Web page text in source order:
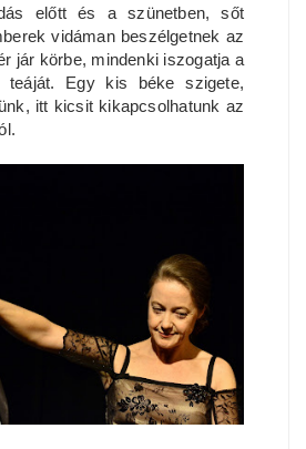
előtt és a szünetben, sőt
vidáman beszélgetnek az
jár körbe, mindenki iszogatja a
teáját. Egy kis béke szigete,
itt kicsit kikapcsolhatunk az